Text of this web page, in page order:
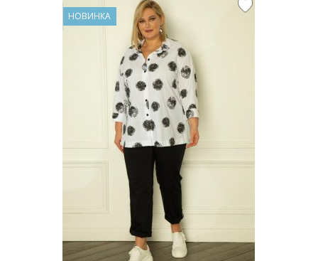
НОВИНКА